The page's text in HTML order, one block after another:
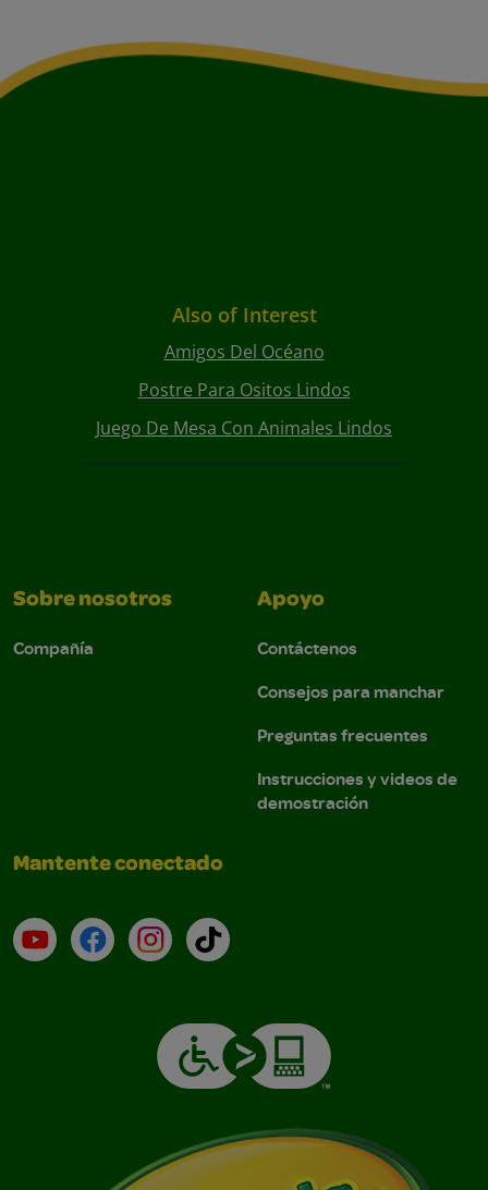
Also of Interest
Amigos Del Océano
Postre Para Ositos Lindos
Juego De Mesa Con Animales Lindos
Sobre nosotros
Compañía
Apoyo
Contáctenos
Consejos para manchar
Preguntas frecuentes
Instrucciones y videos de
demostración
Mantente conectado
YouTube (en inglés)
Facebook (en inglés)
Instagram (en inglés)
TikTok